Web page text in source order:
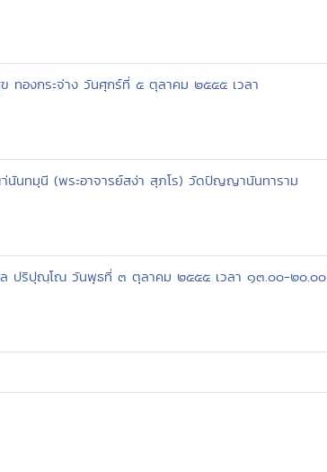
ทองกระจ่าง วันศุกร์ที่ ๕ ตุลาคม ๒๕๕๕ เวลา
นทมุนี (พระอาจารย์สง่า สุภโร) วัดปัญญานันทาราม
ล ปริปุณฺโณ วันพุธที่ ๓ ตุลาคม ๒๕๕๕ เวลา ๑๓.๐๐-๒๐.๐๐